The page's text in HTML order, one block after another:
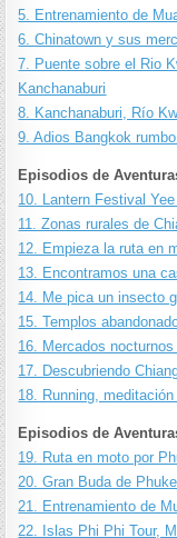
5. Entrenamiento de
6. Chinatown y sus
7. Puente sobre el Rio
Kanchanaburi
8. Kanchanaburi, Río
9. Adios Bangkok
Episodios de
10. Lantern Festival
11. Zonas rurales de
12. Empieza la ruta en
13. Encontramos una
14. Me pica un insecto
15. Templos
16. Mercados
17. Descubriendo
18. Running,
Episodios de
19. Ruta en moto por
20. Gran Buda de
21. Entrenamiento de
22. Islas Phi Phi Tour,